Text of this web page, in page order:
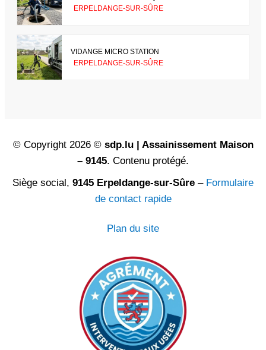
ERPELDANGE-SUR-SÛRE
VIDANGE MICRO STATION
ERPELDANGE-SUR-SÛRE
© Copyright 2026 © sdp.lu | Assainissement Maison
– 9145. Contenu protégé.
Siège social, 9145 Erpeldange-sur-Sûre – Formulaire
de contact rapide
Plan du site